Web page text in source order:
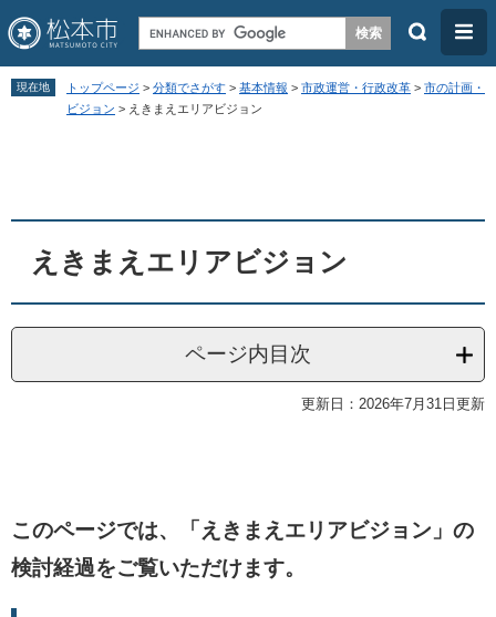
ペ
す
。
メ
し
て
検
メ
ニ
ュ
現在地 トップページ > 分類でさがす > 基本情報 > 市政運営・行政改革 > 市の計画・
ビジョン > えきまえエリアビジョン
えきまえエリアビジョン
ページ内目次
更新日：2026年7月31日更新
このページでは、「えきまえエリアビジョン」の
検討経過をご覧いただけます。